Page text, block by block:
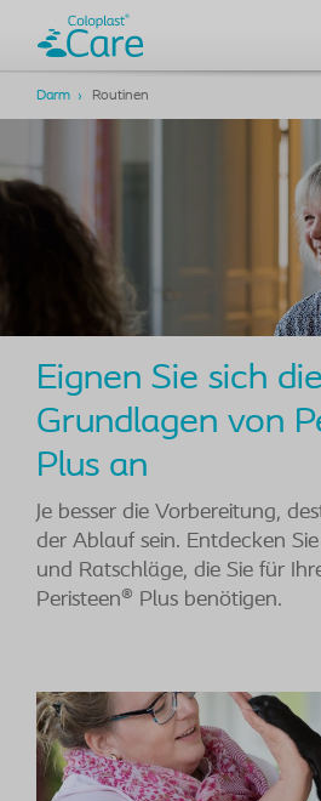
Darm Routinen
Eignen Sie sich die
Grundlagen von
Plus ​an
Je besser die Vorbereitung,
der Ablauf sein. Entdecken
und Ratschläge, die Sie für
Peristeen® Plus benötigen.